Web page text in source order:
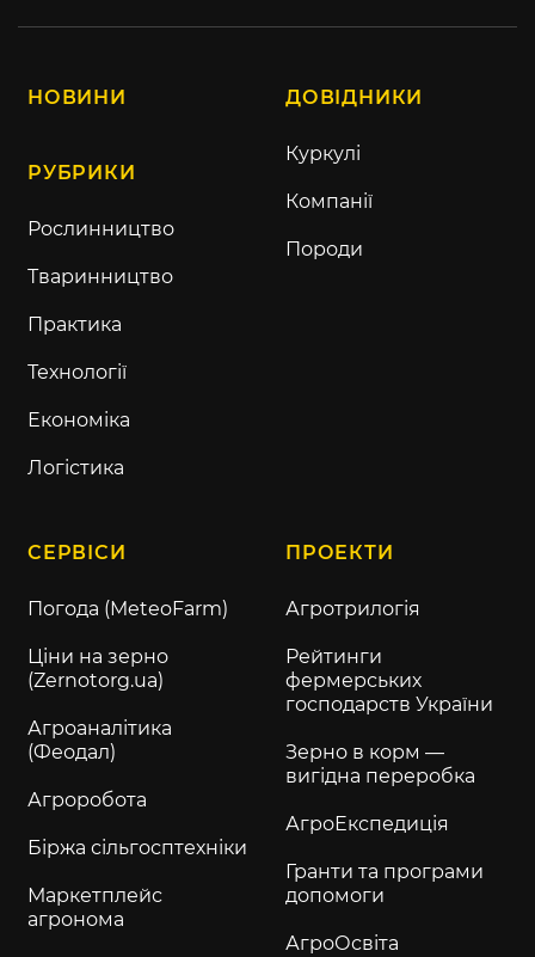
НОВИНИ
РУБРИКИ
Рослинництво
Тваринництво
Практика
Технології
Економіка
Логістика
ДОВІДНИКИ
Куркулі
Компанії
Породи
СЕРВІСИ
Погода (MeteoFarm)
Ціни на зерно
(Zernotorg.ua)
Агроаналітика
(Феодал)
Агроробота
Біржа сільгосптехніки
Маркетплейс
агронома
ПРОЕКТИ
Агротрилогія
Рейтинги
фермерських
господарств України
Зерно в корм —
вигідна переробка
АгроЕкспедиція
Гранти та програми
допомоги
АгроОсвіта